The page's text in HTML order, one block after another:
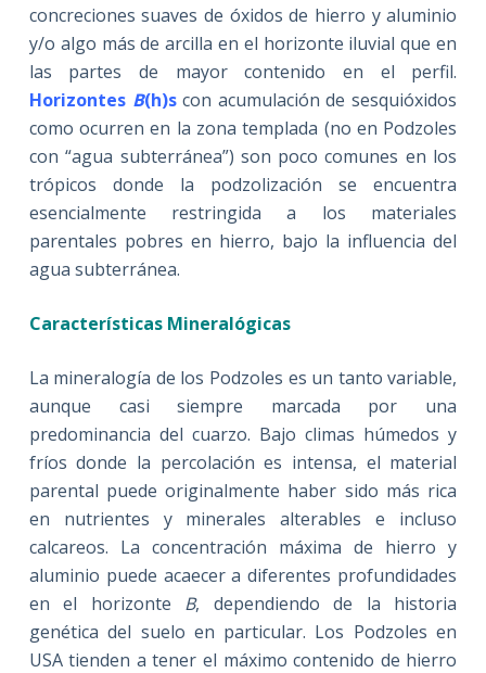
concreciones suaves de óxidos de hierro y aluminio
y/o algo más de arcilla en el horizonte iluvial que en
las partes de mayor contenido en el perfil.
Horizontes B(h)scon acumulación de sesquióxidos
como ocurren en la zona templada (no en Podzoles
con “agua subterránea”) son poco comunes en los
trópicos donde la podzolización se encuentra
esencialmente restringida a los materiales
parentales pobres en hierro, bajo la influencia del
agua subterránea.
Características Mineralógicas
La mineralogía de los Podzoles es un tanto variable,
aunque casi siempre marcada por una
predominancia del cuarzo. Bajo climas húmedos y
fríos donde la percolación es intensa, el material
parental puede originalmente haber sido más rica
en nutrientes y minerales alterables e incluso
calcareos. La concentración máxima de hierro y
aluminio puede acaecer a diferentes profundidades
en el horizonte B, dependiendo de la historia
genética del suelo en particular. Los Podzoles en
USA tienden a tener el máximo contenido de hierro